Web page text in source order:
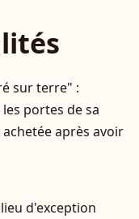
sur terre" :
portes de sa
après avoir
d'exception